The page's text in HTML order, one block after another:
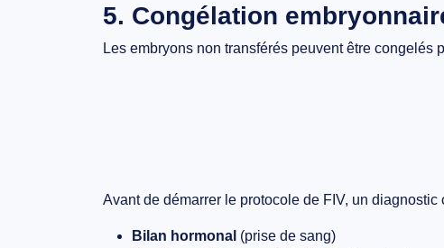
5. Congélation
Les embryons non transférés peuvent être congelés
Avant de démarrer le protocole de FIV, un diagnostic
Bilan hormonal (prise de sang)